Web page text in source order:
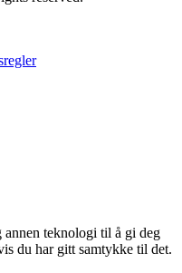
teknologi til å gi deg
du har gitt samtykke til det.